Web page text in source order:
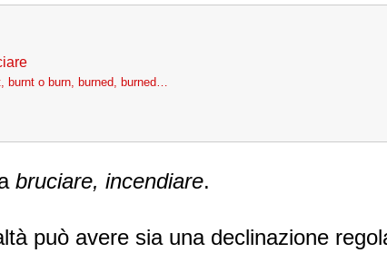
burnt o burn, burned, burned…
bruciare, incendiare.
può avere sia una declinazione